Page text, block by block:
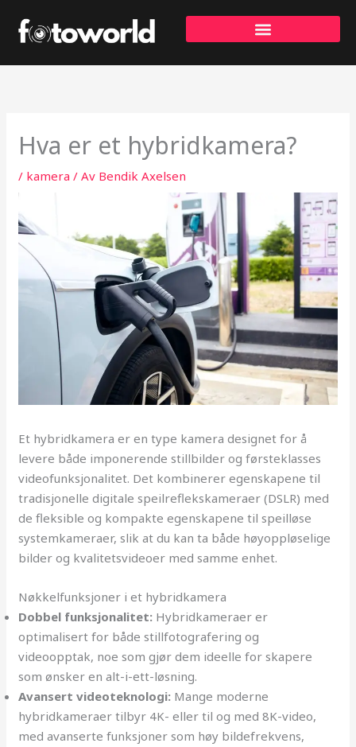
rett
innholdet
Hva er et hybridkamera?
/ kamera / Av Bendik Axelsen
Et hybridkamera er en type kamera designet for å
levere både imponerende stillbilder og førsteklasses
videofunksjonalitet. Det kombinerer egenskapene til
tradisjonelle digitale speilreflekskameraer (DSLR) med
de fleksible og kompakte egenskapene til speilløse
systemkameraer, slik at du kan ta både høyoppløselige
bilder og kvalitetsvideoer med samme enhet.
Nøkkelfunksjoner i et hybridkamera
Dobbel funksjonalitet: Hybridkameraer er
optimalisert for både stillfotografering og
videoopptak, noe som gjør dem ideelle for skapere
som ønsker en alt-i-ett-løsning.
Avansert videoteknologi: Mange moderne
hybridkameraer tilbyr 4K- eller til og med 8K-video,
med avanserte funksjoner som høy bildefrekvens,